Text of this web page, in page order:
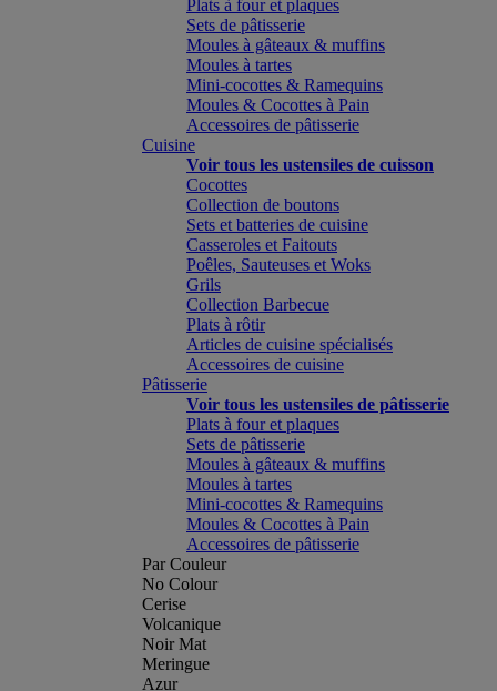
Plats à four et plaques
Sets de pâtisserie
Moules à gâteaux & muffins
Moules à tartes
Mini-cocottes & Ramequins
Moules & Cocottes à Pain
Accessoires de pâtisserie
Cuisine
Voir tous les ustensiles de cuisson
Cocottes
Collection de boutons
Sets et batteries de cuisine
Casseroles et Faitouts
Poêles, Sauteuses et Woks
Grils
Collection Barbecue
Plats à rôtir
Articles de cuisine spécialisés
Accessoires de cuisine
Pâtisserie
Voir tous les ustensiles de pâtisserie
Plats à four et plaques
Sets de pâtisserie
Moules à gâteaux & muffins
Moules à tartes
Mini-cocottes & Ramequins
Moules & Cocottes à Pain
Accessoires de pâtisserie
Par Couleur
No Colour
Cerise
Volcanique
Noir Mat
Meringue
Azur